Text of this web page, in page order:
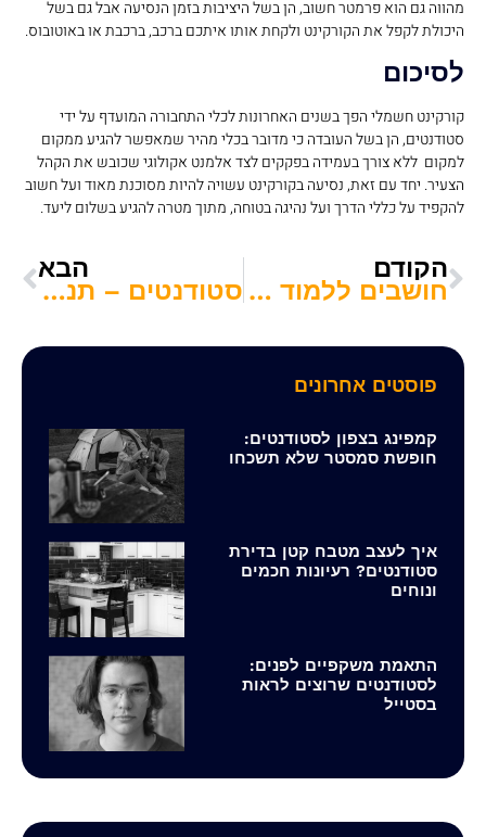
מהווה גם הוא פרמטר חשוב, הן בשל היציבות בזמן הנסיעה אבל גם בשל
היכולת לקפל את הקורקינט ולקחת אותו איתכם ברכב, ברכבת או באוטובוס.
לסיכום
קורקינט חשמלי הפך בשנים האחרונות לכלי התחבורה המועדף על ידי
סטודנטים, הן בשל העובדה כי מדובר בכלי מהיר שמאפשר להגיע ממקום
למקום ללא צורך בעמידה בפקקים לצד אלמנט אקולוגי שכובש את הקהל
הצעיר. יחד עם זאת, נסיעה בקורקינט עשויה להיות מסוכנת מאוד ועל חשוב
להקפיד על כללי הדרך ועל נהיגה בטוחה, מתוך מטרה להגיע בשלום ליעד.
הקודם
חושבים ללמוד הנהלת חשבונות? הינה כל המידע שצריך לדעת על המקצוע!
הבא
סטודנטים – תנו לסחבק לסדר אתכם: הכירו את האתר שימצא עבורכם עבודה במהירות
פוסטים אחרונים
קמפינג בצפון לסטודנטים:
חופשת סמסטר שלא תשכחו
איך לעצב מטבח קטן בדירת
סטודנטים? רעיונות חכמים
ונוחים
התאמת משקפיים לפנים:
לסטודנטים שרוצים לראות
בסטייל